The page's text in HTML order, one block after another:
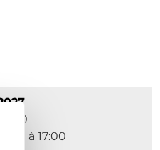
à 17:00